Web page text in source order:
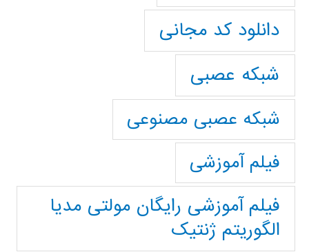
دانلود کد مجانی
شبکه عصبی
شبکه عصبی مصنوعی
فیلم آموزشی
فیلم آموزشی رایگان مولتی مدیا
الگوریتم ژنتیک